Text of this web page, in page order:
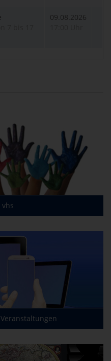
09.08.2026